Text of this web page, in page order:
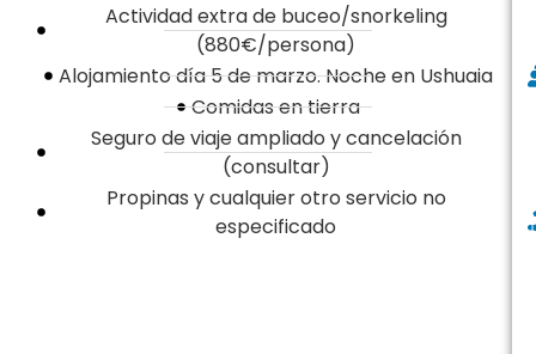
Actividad extra de buceo/snorkeling
(880€/persona)
Alojamiento día 5 de marzo. Noche en Ushuaia
Comidas en tierra
Seguro de viaje ampliado y cancelación
(consultar)
Propinas y cualquier otro servicio no
especificado